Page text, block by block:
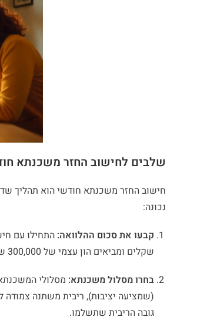
שלבים לחישוב החזר משכנתא
חישוב החזר משכנתא חודשי הוא תהליך
נכונה:
קבעו את סכום ההלוואה:
שקלים ומביאים הון עצמי של 300,000 שקלים, תצטרכו משכנתא של 900,000 שקלים.
בחרו מסלול משכנתא: מסלולי
(שמציעה יציבות), ריבית משתנה
גובה הריבית שתשלמו.